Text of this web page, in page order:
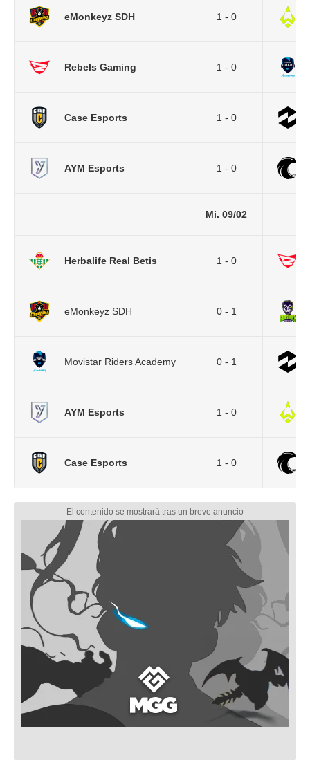
eMonkeyz SDH 1 - 0
Rebels Gaming 1 - 0
Case Esports 1 - 0
AYM Esports 1 - 0
Mi. 09/02
Herbalife Real Betis 1 - 0
eMonkeyz SDH 0 - 1
Movistar Riders Academy 0 - 1
AYM Esports 1 - 0
Case Esports 1 - 0